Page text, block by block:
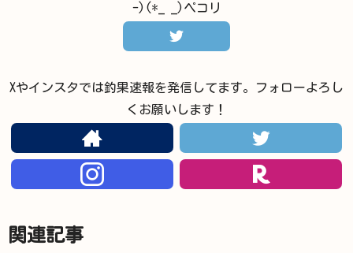
-)(*_ _)ペコリ
Xやインスタでは釣果速報を発信してます。フォローよろし
くお願いします！
関連記事